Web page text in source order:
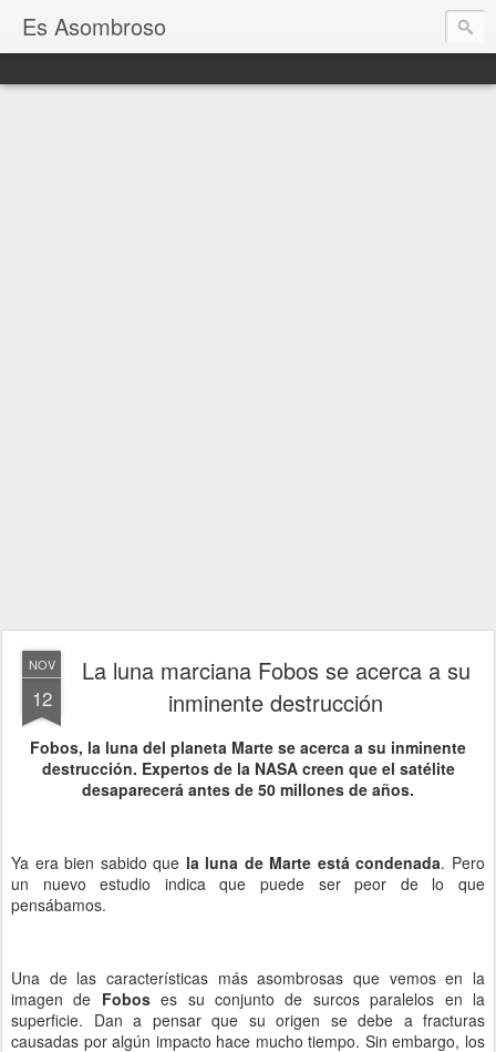
Es Asombroso
NOV
12
La luna marciana Fobos se acerca a su
inminente destrucción
Fobos, la luna del planeta Marte se acerca a su inminente
destrucción. Expertos de la NASA creen que el satélite
desaparecerá antes de 50 millones de años.
Ya era bien sabido que la luna de Marte está condenada. Pero
un nuevo estudio indica que puede ser peor de lo que
pensábamos.
Una de las características más asombrosas que vemos en la
imagen de Foboses su conjunto de surcos paralelos en la
superficie. Dan a pensar que su origen se debe a fracturas
causadas por algún impacto hace mucho tiempo. Sin embargo, los